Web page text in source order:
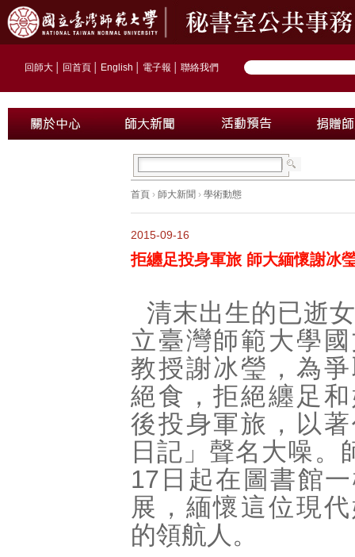
回師大 回首頁 English 電子報 聯絡我們
首頁 › 師大新聞 › 學術動態
2015-09-16
拒纏足投身軍旅 師大緬懷謝冰
清末出生的已逝
立臺灣師範大學
教授謝冰瑩，為
絕食，拒絕纏足
後投身軍旅，以
日記」聲名大噪。
17日起在圖書館
展，緬懷這位現
的領航人。